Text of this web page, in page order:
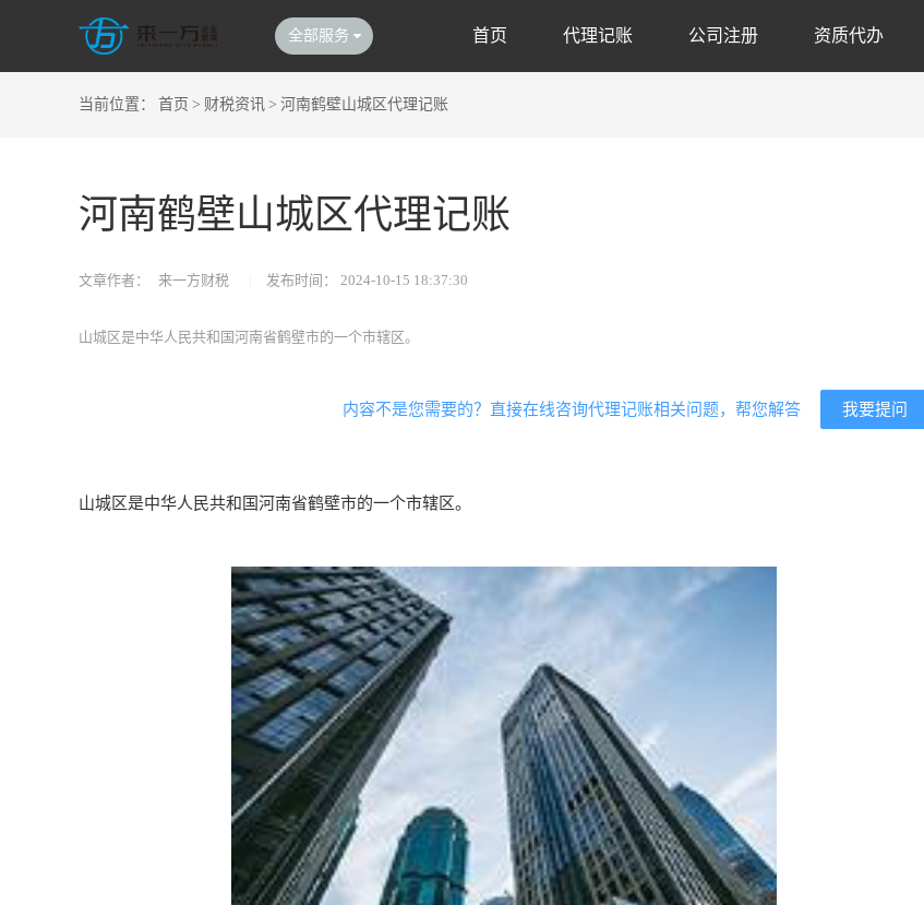
全部服务 首页 代理记账 公司注册 资质代办
当前位置： 首页 > 财税资讯 > 河南鹤壁山城区代理记账
河南鹤壁山城区代理记账
文章作者： 来一方财税 发布时间： 2024-10-15 18:37:30
山城区是中华人民共和国河南省鹤壁市的一个市辖区。
我要提问
内容不是您需要的？直接在线咨询代理记账相关问题，帮您解答
山城区是中华人民共和国河南省鹤壁市的一个市辖区。